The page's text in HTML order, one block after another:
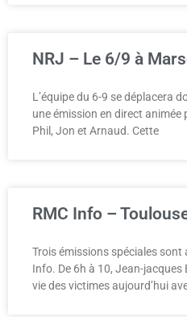
NRJ – Le 6/9 à
L’équipe du 6-9 se déplacera
une émission en direct
Phil, Jon et Arnaud. Cette
RMC Info –
Trois émissions spéciales
Info. De 6h à 10, Jean-jacques
vie des victimes aujourd’hui